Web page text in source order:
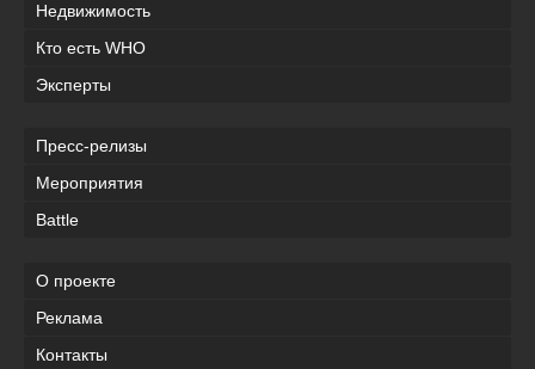
Недвижимость
Кто есть WHO
Эксперты
Пресс-релизы
Мероприятия
Battle
О проекте
Реклама
Контакты